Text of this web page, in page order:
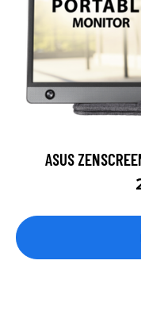
ASUS